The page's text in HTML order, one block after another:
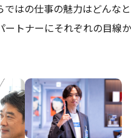
ではの仕事の魅力はどんな
ートナーにそれぞれの目線